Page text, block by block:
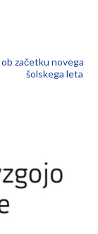
začetku novega
šolskega leta